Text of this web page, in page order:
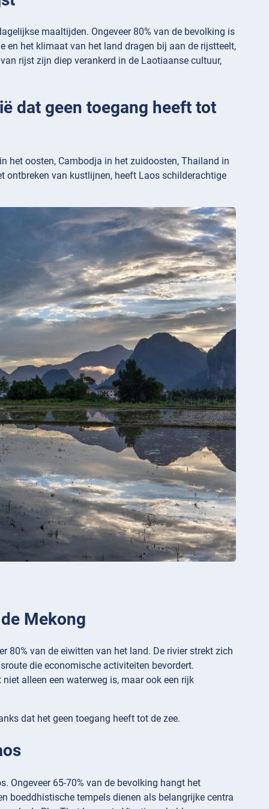
maaltijden. Ongeveer 80% van de bevolking is
en het klimaat van het land dragen bij aan de rijstteelt,
rijst zijn diep verankerd in de Laotiaanse cultuur,
dat geen toegang heeft tot
het oosten, Cambodja in het zuidoosten, Thailand in
ontbreken van kustlijnen, heeft Laos schilderachtige
Mekong
80% van de eiwitten van het land. De rivier strekt zich
die economische activiteiten bevordert.
alleen een waterweg is, maar ook een rijk
dat het geen toegang heeft tot de zee.
Ongeveer 65-70% van de bevolking hangt het
boeddhistische tempels dienen als belangrijke centra